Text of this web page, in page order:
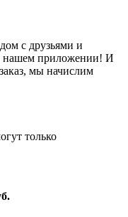
с друзьями и
нашем приложении! И
мы начислим
только